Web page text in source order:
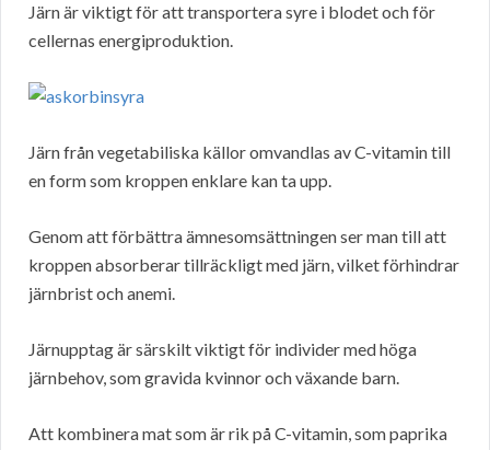
Järn är viktigt för att transportera syre i blodet och för
cellernas energiproduktion.
Järn från vegetabiliska källor omvandlas av C-vitamin till
en form som kroppen enklare kan ta upp.
Genom att förbättra ämnesomsättningen ser man till att
kroppen absorberar tillräckligt med järn, vilket förhindrar
järnbrist och anemi.
Järnupptag är särskilt viktigt för individer med höga
järnbehov, som gravida kvinnor och växande barn.
Att kombinera mat som är rik på C-vitamin, som paprika